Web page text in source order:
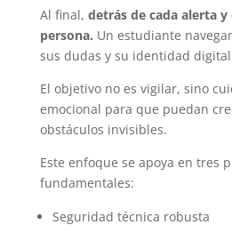
Al final, detrás de cada alerta
persona. Un estudiante
sus dudas y su identidad
El objetivo no es vigilar, sino
emocional para que puedan
obstáculos invisibles.
Este enfoque se apoya en tres
fundamentales:
Seguridad técnica robusta